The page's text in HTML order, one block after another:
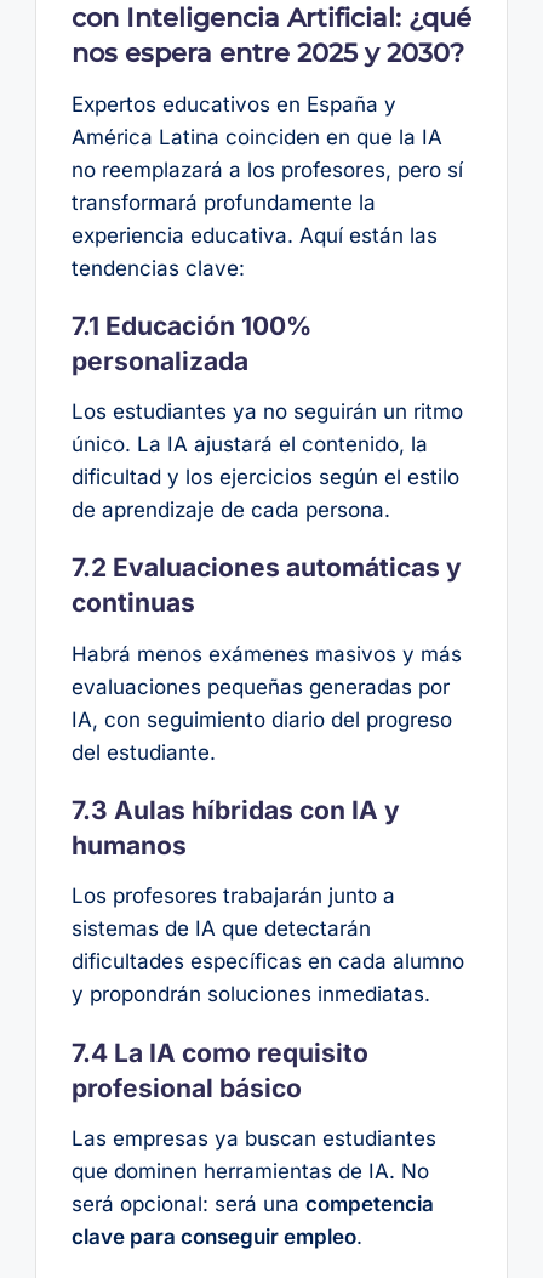
con Inteligencia Artificial: ¿qué
nos espera entre 2025 y 2030?
Expertos educativos en España y
América Latina coinciden en que la IA
no reemplazará a los profesores, pero sí
transformará profundamente la
experiencia educativa. Aquí están las
tendencias clave:
7.1 Educación 100%
personalizada
Los estudiantes ya no seguirán un ritmo
único. La IA ajustará el contenido, la
dificultad y los ejercicios según el estilo
de aprendizaje de cada persona.
7.2 Evaluaciones automáticas y
continuas
Habrá menos exámenes masivos y más
evaluaciones pequeñas generadas por
IA, con seguimiento diario del progreso
del estudiante.
7.3 Aulas híbridas con IA y
humanos
Los profesores trabajarán junto a
sistemas de IA que detectarán
dificultades específicas en cada alumno
y propondrán soluciones inmediatas.
7.4 La IA como requisito
profesional básico
Las empresas ya buscan estudiantes
que dominen herramientas de IA. No
será opcional: será una competencia
clave para conseguir empleo.